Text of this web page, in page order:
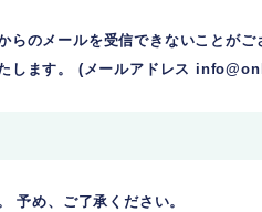
のメールを受信できないことがご
します。 (メールアドレス
予め、ご了承ください。